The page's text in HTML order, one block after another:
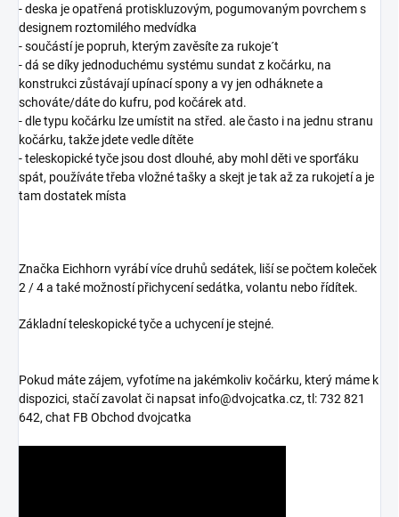
- deska je opatřená protiskluzovým, pogumovaným povrchem s
designem roztomilého medvídka
- součástí je popruh, kterým zavěsíte za rukoje´t
- dá se díky jednoduchému systému sundat z kočárku, na
konstrukci zůstávají upínací spony a vy jen odháknete a
schováte/dáte do kufru, pod kočárek atd.
- dle typu kočárku lze umístit na střed. ale často i na jednu stranu
kočárku, takže jdete vedle dítěte
- teleskopické tyče jsou dost dlouhé, aby mohl děti ve sporťáku
spát, používáte třeba vložné tašky a skejt je tak až za rukojetí a je
tam dostatek místa
Značka Eichhorn vyrábí více druhů sedátek, liší se počtem koleček
2 / 4 a také možností přichycení sedátka, volantu nebo řídítek.
Základní teleskopické tyče a uchycení je stejné.
Pokud máte zájem, vyfotíme na jakémkoliv kočárku, který máme k
dispozici, stačí zavolat či napsat info@dvojcatka.cz, tl: 732 821
642, chat FB Obchod dvojcatka